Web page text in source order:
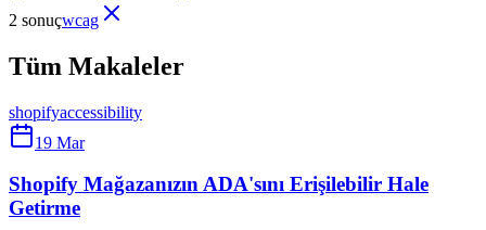
2 sonuçwcag
Tüm Makaleler
shopifyaccessibility
19 Mar
Shopify Mağazanızın ADA'sını Erişilebilir Hale
Getirme